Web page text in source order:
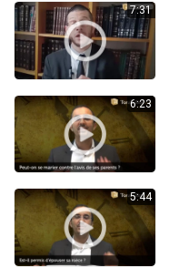
7:31
6:23
5:44